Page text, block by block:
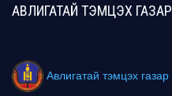
АВЛИГАТАЙ ТЭМЦЭХ ГАЗАР
Авлигатай тэмцэх газар